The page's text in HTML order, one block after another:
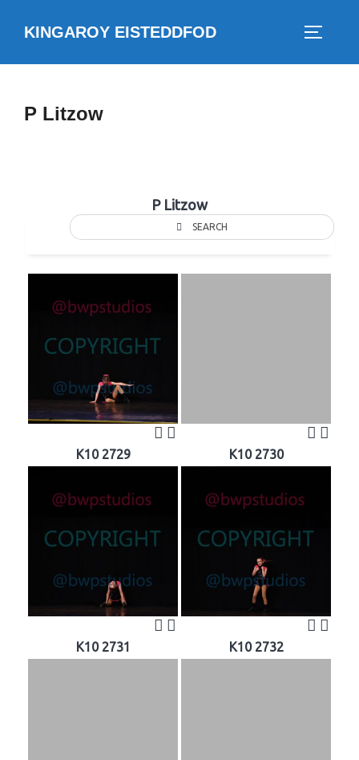
KINGAROY EISTEDDFOD
P Litzow
P Litzow
SEARCH
K10 2729 K10 2730
K10 2731 K10 2732